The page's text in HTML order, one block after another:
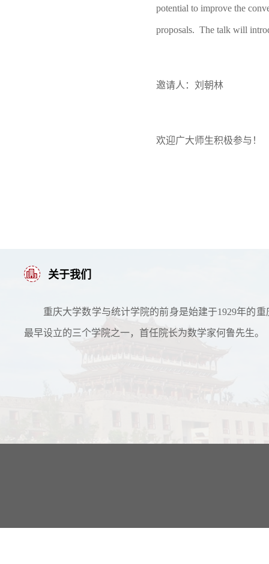
potential to improve the
proposals. The talk will
邀请人：刘朝林
欢迎广大师生积极参与！
关于我们
重庆大学数学与统计学院的前身是始建于1929年的
最早设立的三个学院之一，首任院长为数学家何鲁先生。